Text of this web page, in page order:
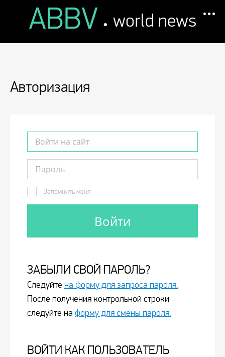
ABBV . world news
Авторизация
Запомнить меня
ЗАБЫЛИ СВОЙ ПАРОЛЬ?
Следуйте на форму для запроса пароля.
После получения контрольной строки
следуйте на форму для смены пароля.
ВОЙТИ КАК ПОЛЬЗОВАТЕЛЬ